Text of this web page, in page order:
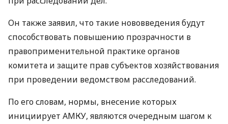
Он также заявил, что такие нововведения будут
способствовать повышению прозрачности в
правоприменительной практике органов
комитета и защите прав субъектов хозяйствования
при проведении ведомством расследований.
По его словам, нормы, внесение которых
инициирует АМКУ, являются очередным шагом к